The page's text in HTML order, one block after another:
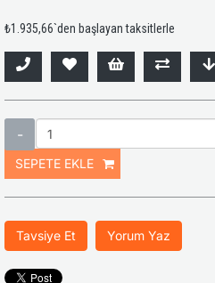
₺1.935,66`den başlayan taksitlerle
Tavsiye Et Yorum Yaz